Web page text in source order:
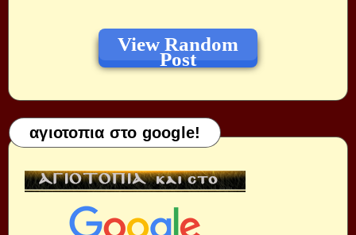
View Random
Post
αγιοτοπια στο google!